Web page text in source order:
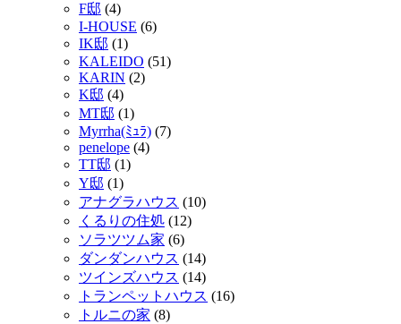
F邸 (4)
I-HOUSE (6)
IK邸 (1)
KALEIDO (51)
KARIN (2)
K邸 (4)
MT邸 (1)
Myrrha(ﾐｭﾗ) (7)
penelope (4)
TT邸 (1)
Y邸 (1)
アナグラハウス (10)
くるりの住処 (12)
ソラツツム家 (6)
ダンダンハウス (14)
ツインズハウス (14)
トランペットハウス (16)
トルニの家 (8)